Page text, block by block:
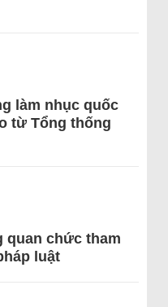
làm nhục quốc
từ Tổng thống
quan chức tham
luật